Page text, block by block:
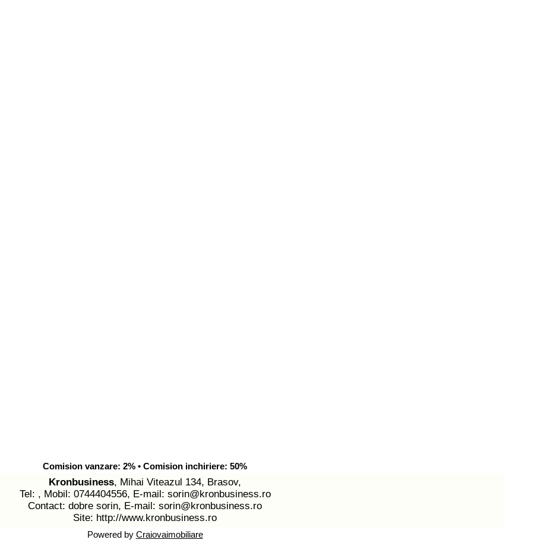
Comision vanzare: 2% • Comision inchiriere: 50%
Kronbusiness, Mihai Viteazul 134, Brasov,
Tel: , Mobil: 0744404556, E-mail: sorin@kronbusiness.ro
Contact: dobre sorin, E-mail: sorin@kronbusiness.ro
Site: http://www.kronbusiness.ro
Powered by Craiovaimobiliare